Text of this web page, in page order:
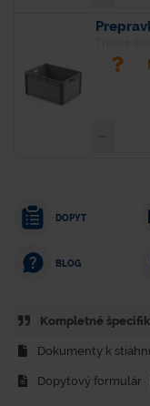
DOPYT
BLOG
Kompletné
Dokumenty k
Dopytový formulár